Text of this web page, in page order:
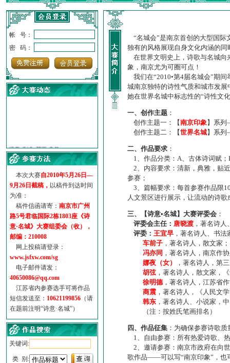
帐 号：
密 码：
·【诗意·名城】地铁展示作...
诗意名城·地铁时间
参赛作品多达5000多首
“诗意·名城”晒诗会
特别通知--致广大诗词爱好...
本次大赛自2010年5月26日—
9月26日截稿， 以稿件到达时间
为准：
稿件信函请寄： 南京市广州
路5号君临国际2栋1803座《诗
意·名城》大赛组委会（收），
邮编：210008
网上投稿请登录：
www.jsfxw.com/sg
电子邮件请发：
40650086@qq.com
江苏省内参赛选手可将作品
短信发送至： 10621199856 （请
在题前注明“诗意·名城”）
关键词:
类 别:
“名城会”是南京首创的大型国际
独有的风格展现自身文化内涵的
在世界文明史上，诗歌与名城向
象，南京尤为可圈可点！
我们在“2010•第4届名城会”期
城南京独特的诗性气质和城市发
她在世界名城中标志性的“诗性文
一、创作主题 ：
创作主题一：【南京印象】系
创作主题二：【世界名城】系
二、作品要求 ：
1、作品分类：A、古体诗词赋；
2、内容要求：清新，典雅，贴
参赛；
3、篇幅要求：每首参赛作品限
人文景区进行展示，让流动的诗
三、【诗意•名城】大赛评委会 ：
评委会主任： 唐晓渡 ，著名诗
评委： 王宜早 ，著名诗人、书
车前子 ，著名诗人，散文家；
冯亦同 ，著名诗人，南京作
娜夜（女）
，著名诗人，第
胡弦，著名诗人，散文家，
徐明德，著名诗人，江苏省
商震 ，著名诗人，《人民文
韩东 ，著名诗人、小说家，
（注：按姓氏笔画排名）
四、作品征集 ：为确保参赛诗歌
1、自由参赛：所有热爱诗歌、
2、邀请参赛：南京市政府在向
歌作品——可以写“南京印象”，也